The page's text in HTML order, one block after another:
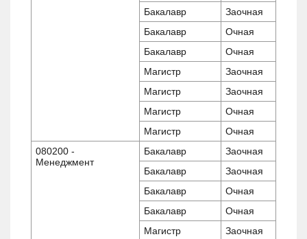
Бакалавр
Заочная
Бакалавр
Очная
Бакалавр
Очная
Магистр
Заочная
Магистр
Заочная
Магистр
Очная
Магистр
Очная
080200 -
Менеджмент
Бакалавр
Заочная
Бакалавр
Заочная
Бакалавр
Очная
Бакалавр
Очная
Магистр
Заочная